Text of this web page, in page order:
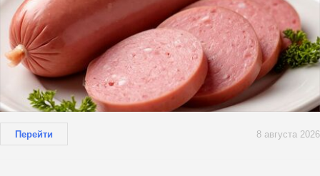
Перейти 8 августа 2026